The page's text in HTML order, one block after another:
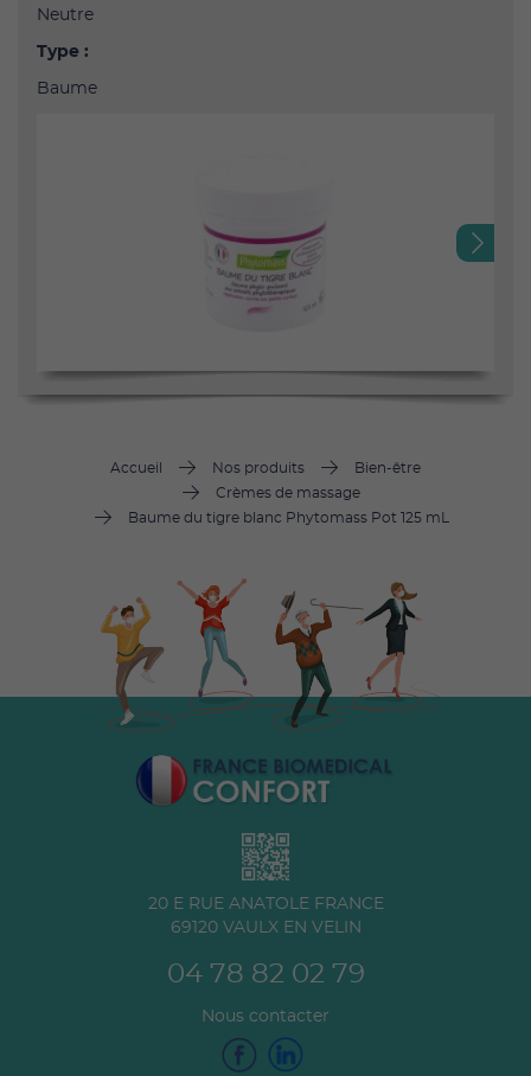
Neutre
Type :
Baume
Accueil Nos produits
Bien-être
Crèmes de massage
Baume du tigre blanc Phytomass Pot 125 mL
20 E RUE ANATOLE FRANCE
69120 VAULX EN VELIN
04 78 82 02 79
Nous contacter